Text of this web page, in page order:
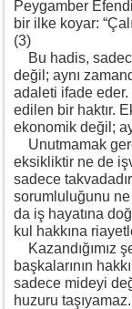
Peygamber
bir ilke koyar:
(3)
Bu hadis,
değil; aynı
adaleti ifade
edilen bir haktır.
ekonomik değil;
Unutmamak
eksikliktir ne de
sadece
sorumluluğunu
da iş hayatına
kul hakkına
Kazandığımız
başkalarının
sadece mideyi
huzuru taşıyamaz.